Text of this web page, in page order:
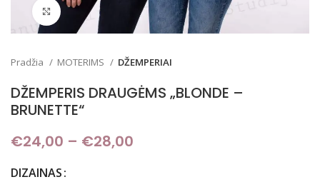
Padidinti
Pradžia MOTERIMS DŽEMPERIAI
DŽEMPERIS DRAUGĖMS „BLONDE –
BRUNETTE“
€24,00 – €28,00
DIZAINAS